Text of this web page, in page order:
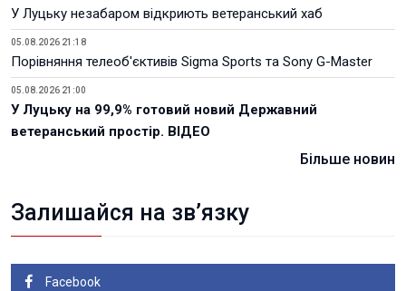
У Луцьку незабаром відкриють ветеранський хаб
05.08.2026 21:18
Порівняння телеоб'єктивів Sigma Sports та Sony G-Master
05.08.2026 21:00
У Луцьку на 99,9% готовий новий Державний
ветеранський простір. ВІДЕО
Більше новин
Залишайся на зв’язку
Facebook